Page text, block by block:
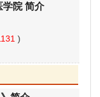
学院 简介
)